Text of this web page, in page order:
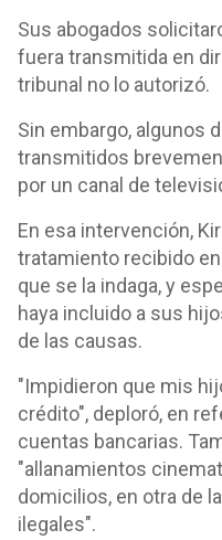
Sus abogados
fuera transmitida en
tribunal no lo autorizó.
Sin embargo, algunos
transmitidos
por un canal de
En esa intervención,
tratamiento recibido
que se la indaga, y
haya incluido a sus
de las causas.
"Impidieron que mis
crédito", deploró, en
cuentas bancarias.
"allanamientos
domicilios, en otra de
ilegales".